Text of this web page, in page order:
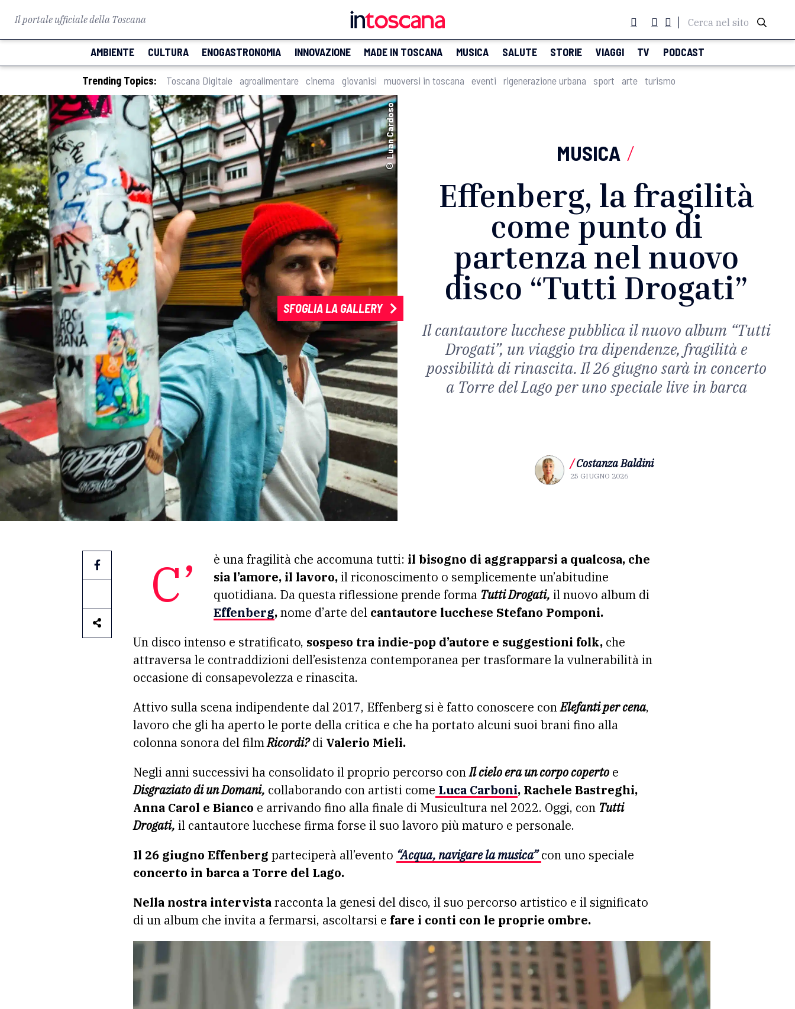
Il portale ufficiale della Toscana Cerca nel sito
AMBIENTE CULTURA ENOGASTRONOMIA INNOVAZIONE MADE IN TOSCANA MUSICA SALUTE STORIE VIAGGI TV PODCAST
Trending Topics: Toscana Digitale agroalimentare cinema giovanisì muoversi in toscana eventi rigenerazione urbana sport arte turismo
SFOGLIA LA GALLERY
© Luan Cardoso MUSICA /
Effenberg, la fragilità
come punto di
partenza nel nuovo
disco “Tutti Drogati”
Il cantautore lucchese pubblica il nuovo album “Tutti
Drogati”, un viaggio tra dipendenze, fragilità e
possibilità di rinascita. Il 26 giugno sarà in concerto
a Torre del Lago per uno speciale live in barca
/ Costanza Baldini
25 GIUGNO 2026
C’è una fragilità che accomuna tutti: il bisogno di aggrapparsi a qualcosa, che
sia l’amore, il lavoro,il riconoscimento o semplicemente un’abitudine
quotidiana. Da questa riflessione prende forma Tutti Drogati, il nuovo album di
Effenberg,nome d’arte del cantautore lucchese Stefano Pomponi.
Un disco intenso e stratificato, sospeso tra indie-pop d’autore e suggestioni folk, che
attraversa le contraddizioni dell’esistenza contemporanea per trasformare la vulnerabilità in
occasione di consapevolezza e rinascita.
Attivo sulla scena indipendente dal 2017, Effenberg si è fatto conoscere conElefanti per cena,
lavoro che gli ha aperto le porte della critica e che ha portato alcuni suoi brani fino alla
colonna sonora del filmRicordi?di Valerio Mieli.
Negli anni successivi ha consolidato il proprio percorso conIl cielo era un corpo coperto e
Disgraziato di un Domani, collaborando con artisti come Luca Carboni, Rachele Bastreghi,
Anna Carol e Bianco e arrivando fino alla finale di Musicultura nel 2022. Oggi, con Tutti
Drogati, il cantautore lucchese firma forse il suo lavoro più maturo e personale.
Il 26 giugno Effenberg parteciperà all’evento “Acqua, navigare la musica” con uno speciale
concerto in barca a Torre del Lago.
Nella nostra intervistaracconta la genesi del disco, il suo percorso artistico e il significato
di un album che invita a fermarsi, ascoltarsi e fare i conti con le proprie ombre.